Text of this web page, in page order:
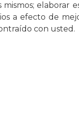
elaborar
a efecto de
con usted.